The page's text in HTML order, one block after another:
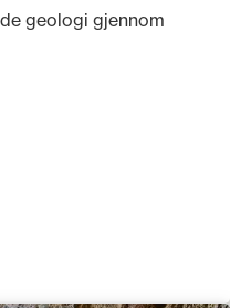
geologi gjennom